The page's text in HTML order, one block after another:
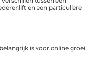
en een particuliere
is voor online groei